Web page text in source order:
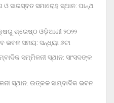
ସାରସ୍ବତ ସମାରୋହ ସ୍ଥାନ: ପାନ୍ଥ
ଶ୍ରେଷ୍ଠ ଓଡ଼ିଆଣୀ ୨୦୨୨
ଭବନ ସମୟ: ସନ୍ଧ୍ୟା ୬ଟା
ସମ୍ମିଳନୀ ସ୍ଥାନ: ସାଂସଦଙ୍କ
ସ୍ଥାନ: ଉତ୍କଳ ସାମ୍ବାଦିକ ଭବନ